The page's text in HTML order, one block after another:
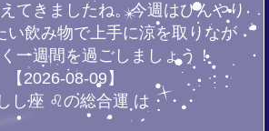
てきましたね。今週はひんやり
い飲み物で上手に涼を取りなが
一週間を過ごしましょう！
【2026-08-09】
し座 ♌の総合運 は・・・